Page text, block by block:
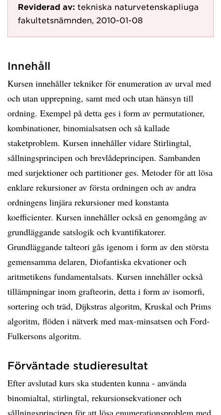
Reviderad av: tekniska naturvetenskapliuga
fakultetsnämnden, 2010-01-08
Innehåll
Kursen innehåller tekniker för enumeration av urval med
och utan upprepning, samt med och utan hänsyn till
ordning. Exempel på detta ges i form av permutationer,
kombinationer, binomialsatsen och så kallade
staketproblem. Kursen innehåller vidare Stirlingtal,
sållningsprincipen och brevlådeprincipen. Sambanden
med surjektioner och partitioner ges. Metoder för att lösa
enklare rekursioner av första ordningen och av andra
ordningens linjära rekursioner med konstanta
koefficienter. Kursen innehåller också en genomgång av
grundläggande satslogik och kvantifikatorer.
Grundläggande talteori gås igenom i form av den största
gemensamma delaren, Diofantiska ekvationer och
aritmetikens fundamentalsats. Kursen innehåller också
tillämpningar inom grafteorin, detta i form av isomorfi,
sortering och träd, Dijkstras algoritm, Kruskal och Prims
algoritm, flöden i nätverk med max-minsatsen och Ford-
Fulkersons algoritm.
Förväntade studieresultat
Efter avslutad kurs ska studenten kunna - använda
binomialtal, stirlingtal, rekursionsekvationer och
sållningsprincipen för att lösa enumerationsproblem med